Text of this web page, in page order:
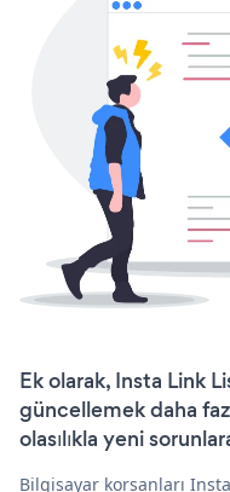
Ek olarak, Insta Link
güncellemek daha
olasılıkla yeni
Bilgisayar korsanları